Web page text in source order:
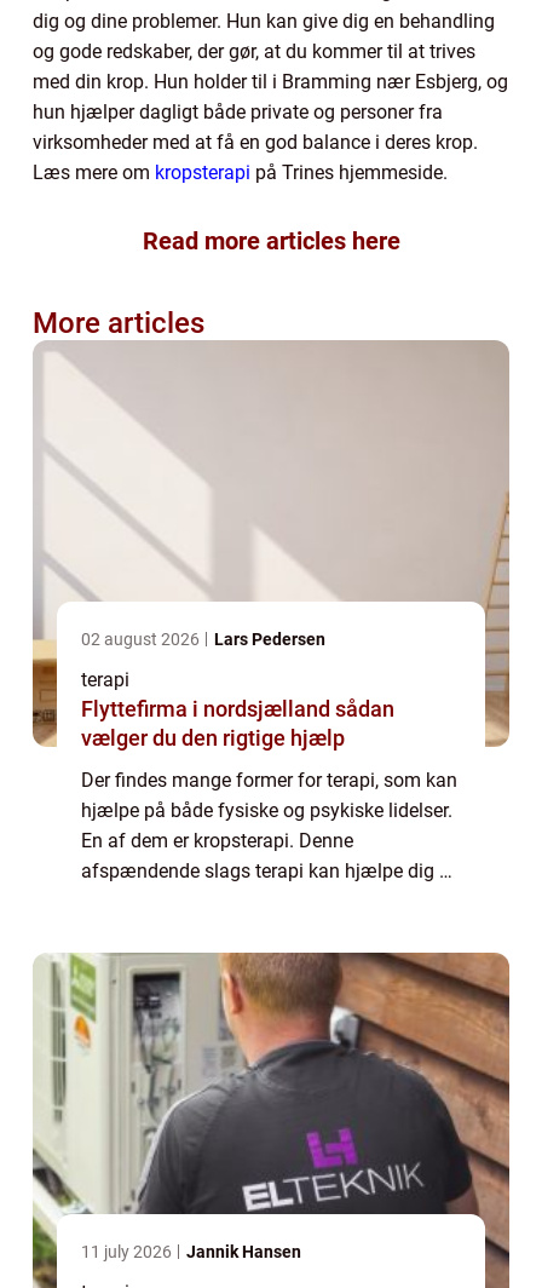
dig og dine problemer. Hun kan give dig en behandling
og gode redskaber, der gør, at du kommer til at trives
med din krop. Hun holder til i Bramming nær Esbjerg, og
hun hjælper dagligt både private og personer fra
virksomheder med at få en god balance i deres krop.
Læs mere om kropsterapi på Trines hjemmeside.
Read more articles here
More articles
02 august 2026 Lars Pedersen
terapi
Flyttefirma i nordsjælland sådan
vælger du den rigtige hjælp
Der findes mange former for terapi, som kan
hjælpe på både fysiske og psykiske lidelser.
En af dem er kropsterapi. Denne
afspændende slags terapi kan hjælpe dig af
11 july 2026 Jannik Hansen